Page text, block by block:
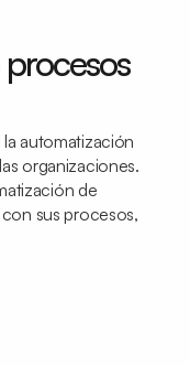
automatización
organizaciones.
de
sus procesos,